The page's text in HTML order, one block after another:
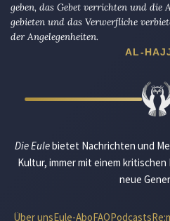
geben, das Gebet verrichten und die
gebieten und das Verwerfliche
der Angelegenheiten.
AL-
Die Eulebietet Nachrichten und
Kultur, immer mit einem
neue
Über unsEule-AboFAQPodcasts